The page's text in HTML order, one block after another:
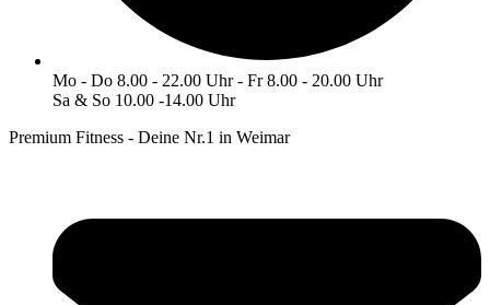
Mo - Do 8.00 - 22.00 Uhr - Fr 8.00 - 20.00 Uhr
Sa & So 10.00 -14.00 Uhr
Premium Fitness - Deine Nr.1 in Weimar